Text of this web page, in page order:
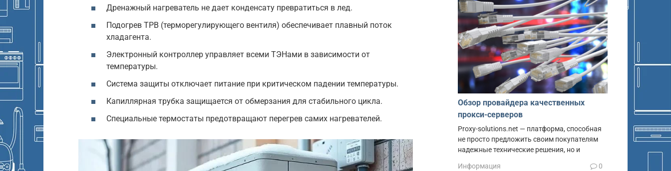
Дренажный нагреватель не дает конденсату превратиться в лед.
Подогрев ТРВ (терморегулирующего вентиля) обеспечивает плавный поток
хладагента.
Электронный контроллер управляет всеми ТЭНами в зависимости от
температуры.
Система защиты отключает питание при критическом падении температуры.
Капиллярная трубка защищается от обмерзания для стабильного цикла.
Специальные термостаты предотвращают перегрев самих нагревателей.
Обзор провайдера качественных
прокси-серверов
Proxy-solutions.net — платформа, способная
не просто предложить своим покупателям
надежные технические решения, но и
Информация 0